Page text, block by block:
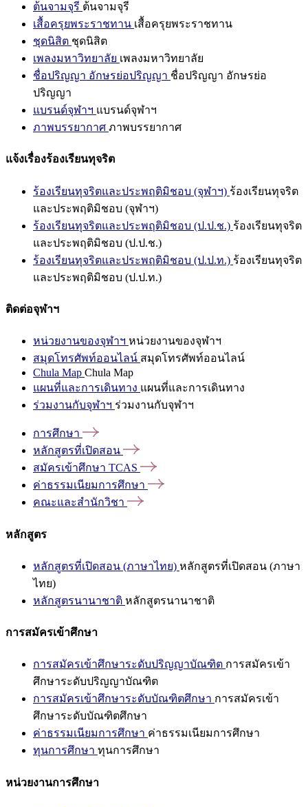
ต้นจามจุรี ต้นจามจุรี
เสื้อครุยพระราชทาน เสื้อครุยพระราชทาน
ชุดนิสิต ชุดนิสิต
เพลงมหาวิทยาลัย เพลงมหาวิทยาลัย
ชื่อปริญญา อักษรย่อปริญญา ชื่อปริญญา อักษรย่อ
ปริญญา
แบรนด์จุฬาฯ แบรนด์จุฬาฯ
ภาพบรรยากาศ ภาพบรรยากาศ
แจ้งเรื่องร้องเรียนทุจริต
ร้องเรียนทุจริตและประพฤติมิชอบ (จุฬาฯ) ร้องเรียนทุจริต
และประพฤติมิชอบ (จุฬาฯ)
ร้องเรียนทุจริตและประพฤติมิชอบ (ป.ป.ช.) ร้องเรียนทุจริต
และประพฤติมิชอบ (ป.ป.ช.)
ร้องเรียนทุจริตและประพฤติมิชอบ (ป.ป.ท.) ร้องเรียนทุจริต
และประพฤติมิชอบ (ป.ป.ท.)
ติดต่อจุฬาฯ
หน่วยงานของจุฬาฯ หน่วยงานของจุฬาฯ
สมุดโทรศัพท์ออนไลน์ สมุดโทรศัพท์ออนไลน์
Chula Map Chula Map
แผนที่และการเดินทาง แผนที่และการเดินทาง
ร่วมงานกับจุฬาฯ ร่วมงานกับจุฬาฯ
การศึกษา
หลักสูตรที่เปิดสอน
สมัครเข้าศึกษา TCAS
ค่าธรรมเนียมการศึกษา
คณะและสำนักวิชา
หลักสูตร
หลักสูตรที่เปิดสอน (ภาษาไทย) หลักสูตรที่เปิดสอน (ภาษา
ไทย)
หลักสูตรนานาชาติ หลักสูตรนานาชาติ
การสมัครเข้าศึกษา
การสมัครเข้าศึกษาระดับปริญญาบัณฑิต การสมัครเข้า
ศึกษาระดับปริญญาบัณฑิต
การสมัครเข้าศึกษาระดับบัณฑิตศึกษา การสมัครเข้า
ศึกษาระดับบัณฑิตศึกษา
ค่าธรรมเนียมการศึกษา ค่าธรรมเนียมการศึกษา
ทุนการศึกษา ทุนการศึกษา
หน่วยงานการศึกษา